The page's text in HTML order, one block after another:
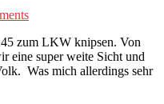
zum LKW knipsen. Von
eine super weite Sicht und
Was mich allerdings sehr